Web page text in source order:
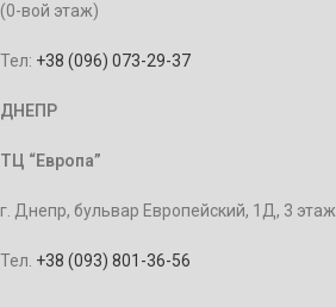
(0-вой этаж)
Тел: +38 (096) 073-29-37
ДНЕПР
ТЦ “Европа”
г. Днепр, бульвар Европейский, 1Д, 3 этаж
Тел. +38 (093) 801-36-56